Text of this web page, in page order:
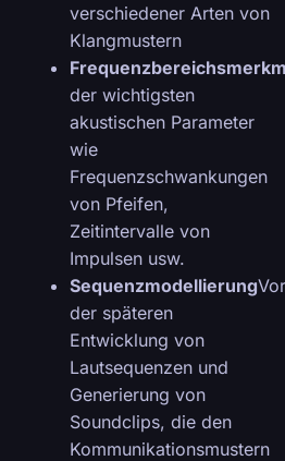
verschiedener Arten von
Klangmustern
der wichtigsten
akustischen Parameter
wie
Frequenzschwankungen
von Pfeifen,
Zeitintervalle von
Impulsen usw.
Sequenzmodellierung
der späteren
Entwicklung von
Lautsequenzen und
Generierung von
Soundclips, die den
Kommunikationsmustern